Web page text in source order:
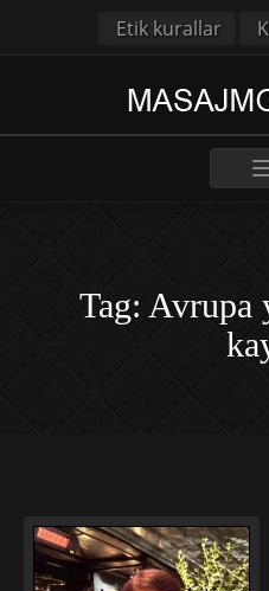
Etik kurallar
Tag: Avrupa